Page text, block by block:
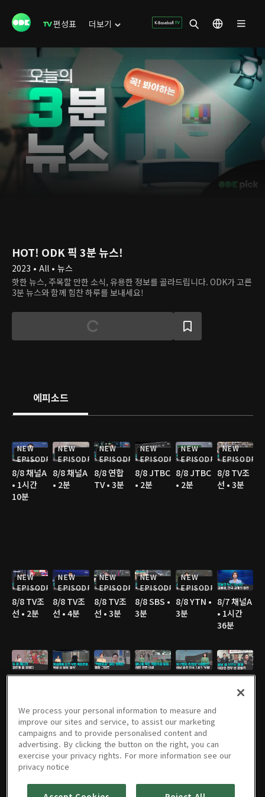
편성표 더보기
HOT! ODK 픽 3분 뉴스!
2023 • All • 뉴스
핫한 뉴스, 주목할 만한 소식, 유용한 정보를 골라드립니다. ODK가 고른
3분 뉴스와 함께 힘찬 하루를 보내세요!
에피소드
NEW
EPISODE
8/8 채널A
• 1시간
10분
NEW
EPISODE
8/8 채널A
• 2분
NEW
EPISODE
8/8 연합
TV • 3분
NEW
EPISODE
8/8 JTBC
• 2분
NEW
EPISODE
8/8 JTBC
• 2분
NEW
EPISODE
8/8 TV조
선 • 3분
NEW
EPISODE
8/8 TV조
선 • 2분
NEW
EPISODE
8/8 TV조
선 • 4분
NEW
EPISODE
8/8 TV조
선 • 3분
NEW
EPISODE
8/8 SBS •
3분
NEW
EPISODE
8/8 YTN •
3분
8/7 채널A
• 1시간
36분
선 • 3분
8/7 TV조
선 • 3분
8/7 YTN •
2분
8/7 MBC
• 3분
8/6 채널A
• 1시간
8/6 JTBC
• 2분
8/6 채널A
• 1분
We process your personal information to measure and
improve our sites and service, to assist our marketing
campaigns and to provide personalised content and
advertising. By clicking the button on the right, you can
exercise your privacy rights. For more information see our
privacy notice